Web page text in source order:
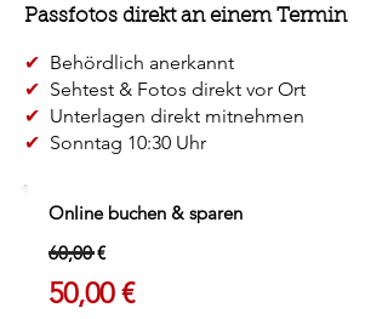
Passfotos direkt an einem Termin
✔ Behördlich anerkannt
✔ Sehtest & Fotos direkt vor Ort
✔ Unterlagen direkt mitnehmen
✔ Sonntag 10:30 Uhr
Online buchen & sparen
60,00 €
50,00 €